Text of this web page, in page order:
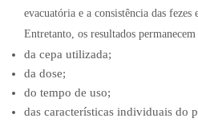
evacuatória e a consistência das fezes
Entretanto, os resultados
da cepa utilizada;
da dose;
do tempo de uso;
das características individuais do